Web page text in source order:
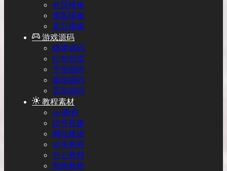
外贸模板
博客模板
其它模板
游戏源码
棋牌源码
红包扫雷
手游源码
端游源码
页游源码
教程素材
seo教程
软件搭建
网站建设
自学教程
办公教程
电商教程